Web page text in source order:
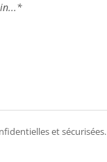
et sécurisées.